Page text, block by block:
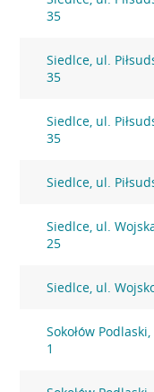
35
Siedlce, ul.
35
Siedlce, ul.
35
Siedlce, ul.
Siedlce, ul.
25
Siedlce, ul.
Sokołów
1